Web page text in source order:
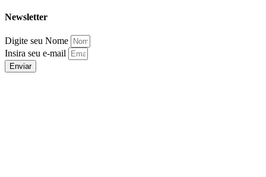
Newsletter
Digite seu Nome
Insira seu e-mail
Enviar